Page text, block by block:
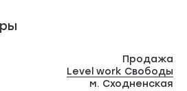
Продажа
Level work Свободы
м. Сходненская